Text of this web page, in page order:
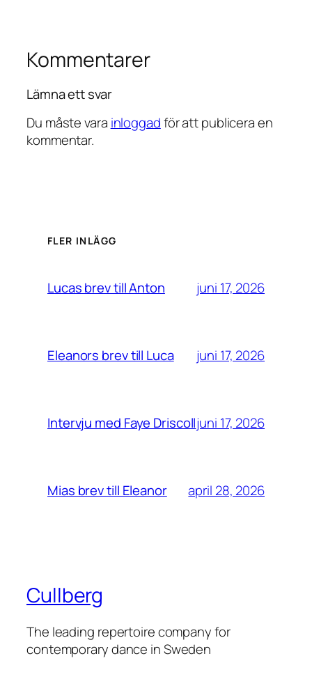
Kommentarer
Lämna ett svar
Du måste vara inloggadför att publicera en
kommentar.
FLER INLÄGG
Lucas brev till Anton juni 17, 2026
Eleanors brev till Luca juni 17, 2026
Intervju med Faye Driscolljuni 17, 2026
Mias brev till Eleanor april 28, 2026
Cullberg
The leading repertoire company for
contemporary dance in Sweden